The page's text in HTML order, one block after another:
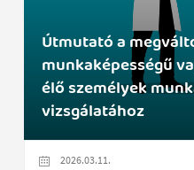
Útmutató a
munkaképességű
élő személyek
vizsgálatához
2026.03.11.